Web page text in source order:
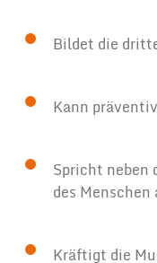
Bildet die
Kann
Spricht neben
des Menschen
Kräftigt die